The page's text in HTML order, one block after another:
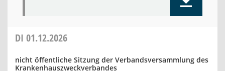
DI 01.12.2026
nicht öffentliche Sitzung der Verbandsversammlung des
Krankenhauszweckverbandes